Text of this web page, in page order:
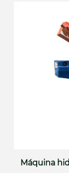
Máquina